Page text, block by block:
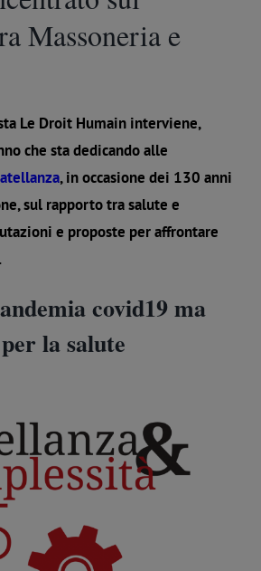
Massoneria e
Le Droit Humain interviene,
che sta dedicando alle
, in occasione dei 130 anni
sul rapporto tra salute e
e proposte per affrontare
covid19 ma
la salute